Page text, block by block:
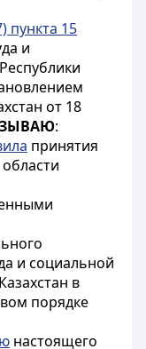
пункта 15
и
от 18
:
принятия
и социальной
в
порядке
настоящего